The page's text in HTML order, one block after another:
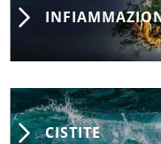
CISTITE